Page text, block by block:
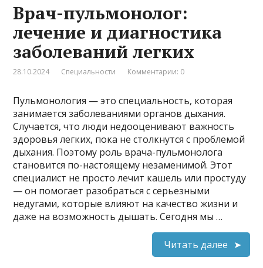
Врач-пульмонолог:
лечение и диагностика
заболеваний легких
28.10.2024 Специальности Комментарии: 0
Пульмонология — это специальность, которая
занимается заболеваниями органов дыхания.
Случается, что люди недооценивают важность
здоровья легких, пока не столкнутся с проблемой
дыхания. Поэтому роль врача-пульмонолога
становится по-настоящему незаменимой. Этот
специалист не просто лечит кашель или простуду
— он помогает разобраться с серьезными
недугами, которые влияют на качество жизни и
даже на возможность дышать. Сегодня мы …
Читать далее